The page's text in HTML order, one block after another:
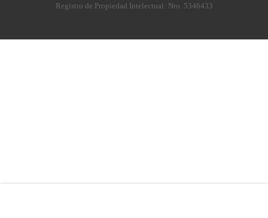
Registro de Propiedad Intelectual: Nro. 5346433